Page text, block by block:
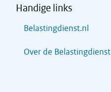
Handige links
Belastingdienst.nl
Over de Belastingdienst